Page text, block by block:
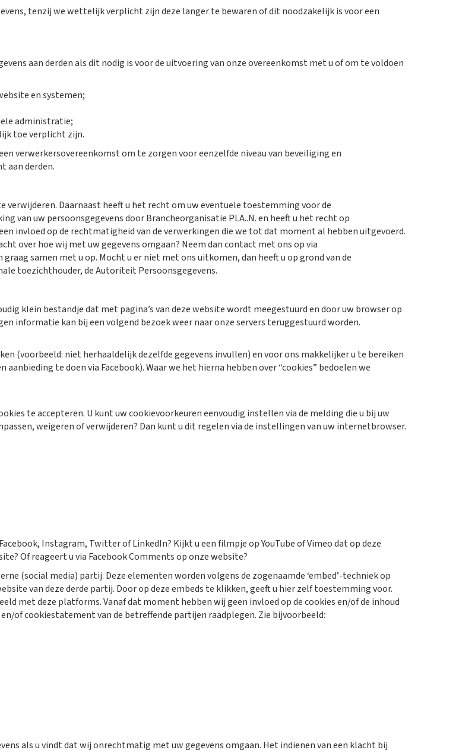
tenzij we wettelijk verplicht zijn deze langer te bewaren of dit noodzakelijk is voor een
aan derden als dit nodig is voor de uitvoering van onze overeenkomst met u of om te voldoen
en systemen;
administratie;
toe verplicht zijn.
verwerkersovereenkomst om te zorgen voor eenzelfde niveau van beveiliging en
aan derden.
Daarnaast heeft u het recht om uw eventuele toestemming voor de
van uw persoonsgegevens door Brancheorganisatie PLA..N. en heeft u het recht op
invloed op de rechtmatigheid van de verwerkingen die we tot dat moment al hebben uitgevoerd.
over hoe wij met uw gegevens omgaan? Neem dan contact met ons op via
samen met u op. Mocht u er niet met ons uitkomen, dan heeft u op grond van de
toezichthouder, de Autoriteit Persoonsgegevens.
klein bestandje dat met pagina’s van deze website wordt meegestuurd en door uw browser op
informatie kan bij een volgend bezoek weer naar onze servers teruggestuurd worden.
(voorbeeld: niet herhaaldelijk dezelfde gegevens invullen) en voor ons makkelijker u te bereiken
te doen via Facebook). Waar we het hierna hebben over “cookies” bedoelen we
te accepteren. U kunt uw cookievoorkeuren eenvoudig instellen via de melding die u bij uw
weigeren of verwijderen? Dan kunt u dit regelen via de instellingen van uw internetbrowser.
Instagram, Twitter of LinkedIn? Kijkt u een filmpje op YouTube of Vimeo dat op deze
Of reageert u via Facebook Comments op onze website?
(social media) partij. Deze elementen worden volgens de zogenaamde ‘embed’-techniek op
van deze derde partij. Door op deze embeds te klikken, geeft u hier zelf toestemming voor.
met deze platforms. Vanaf dat moment hebben wij geen invloed op de cookies en/of de inhoud
of cookiestatement van de betreffende partijen raadplegen. Zie bijvoorbeeld:
als u vindt dat wij onrechtmatig met uw gegevens omgaan. Het indienen van een klacht bij